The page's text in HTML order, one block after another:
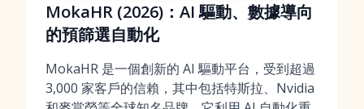
MokaHR (2026)：AI 驅動、數據導向
的預篩選自動化
MokaHR 是一個創新的 AI 驅動平台，受到超過
3,000 家客戶的信賴，其中包括特斯拉、Nvidia